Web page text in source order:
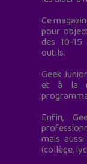
Ce
pour
des 10-
outils.
Geek
et à la
Enfin,
mais
(collège,